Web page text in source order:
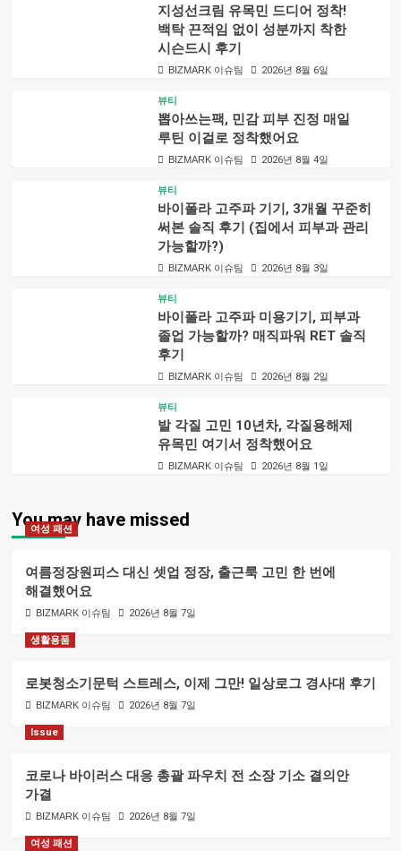
지성선크림 유목민 드디어 정착!
백탁 끈적임 없이 성분까지 착한
시슨드시 후기
BIZMARK 이슈팀 2026년 8월 6일
뷰티
뽑아쓰는팩, 민감 피부 진정 매일
루틴 이걸로 정착했어요
BIZMARK 이슈팀 2026년 8월 4일
뷰티
바이폴라 고주파 기기, 3개월 꾸준히
써본 솔직 후기 (집에서 피부과 관리
가능할까?)
BIZMARK 이슈팀 2026년 8월 3일
뷰티
바이폴라 고주파 미용기기, 피부과
졸업 가능할까? 매직파워 RET 솔직
후기
BIZMARK 이슈팀 2026년 8월 2일
뷰티
발 각질 고민 10년차, 각질용해제
유목민 여기서 정착했어요
BIZMARK 이슈팀 2026년 8월 1일
You may have missed
여성 패션
여름정장원피스 대신 셋업 정장, 출근룩 고민 한 번에
해결했어요
BIZMARK 이슈팀 2026년 8월 7일
생활용품
로봇청소기문턱 스트레스, 이제 그만! 일상로그 경사대 후기
BIZMARK 이슈팀 2026년 8월 7일
Issue
코로나 바이러스 대응 총괄 파우치 전 소장 기소 결의안
가결
BIZMARK 이슈팀 2026년 8월 7일
여성 패션